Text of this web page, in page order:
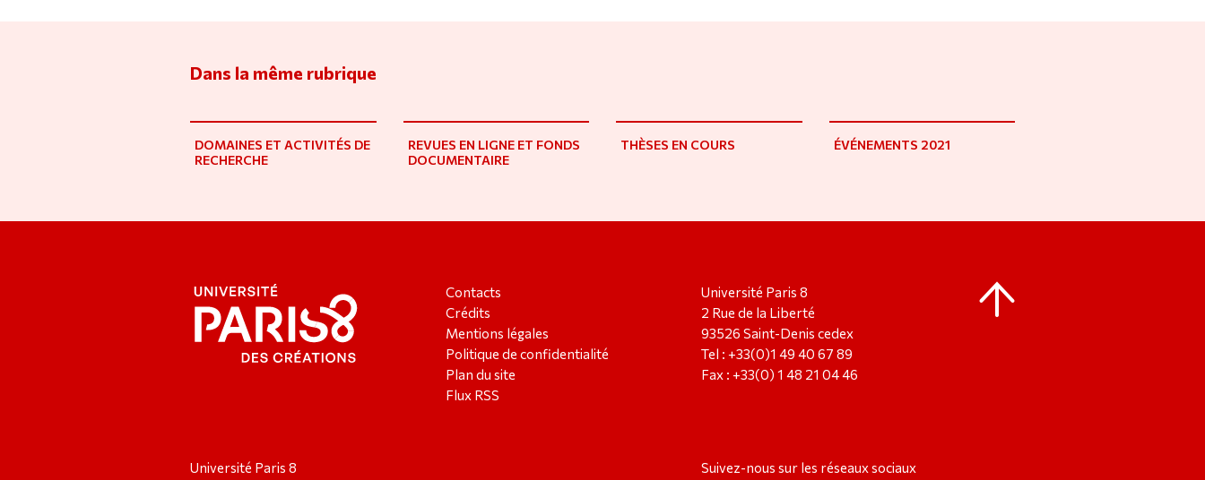
Dans la même rubrique
DOMAINES ET ACTIVITÉS DE
RECHERCHE
REVUES EN LIGNE ET FONDS
DOCUMENTAIRE
THÈSES EN COURS ÉVÉNEMENTS 2021
Contacts
Crédits
Mentions légales
Politique de confidentialité
Plan du site
Flux RSS
Université Paris 8
2 Rue de la Liberté
93526 Saint-Denis cedex
Tel : +33(0)1 49 40 67 89
Fax : +33(0) 1 48 21 04 46
Université Paris 8
Suivez-nous sur les réseaux sociaux